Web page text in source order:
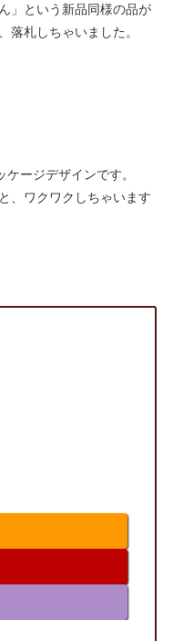
」という新品同様の品が
落札しちゃいました。
ージデザインです。
、ワクワクしちゃいます